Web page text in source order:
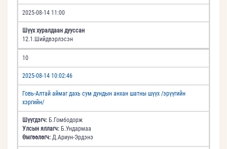
2025-08-14 11:00
Шүүх хуралдаан дууссан
12.1.Шийдвэрлэсэн
10
2025-08-14 10:02:46
Говь-Алтай аймаг дахь сум дундын анхан шатны шүүх /эрүүгийн
хэргийн/
Шүүгдэгч: Б.Гомбодорж
Улсын яллагч: Б.Ундармаа
Өмгөөлөгч: Д.Ариун-Эрдэнэ